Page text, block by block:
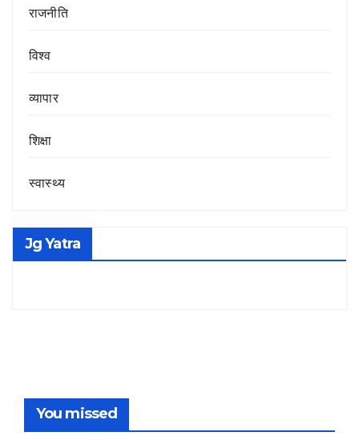
राजनीति
विश्व
व्यापार
शिक्षा
स्वास्थ्य
Jg Yatra
You missed